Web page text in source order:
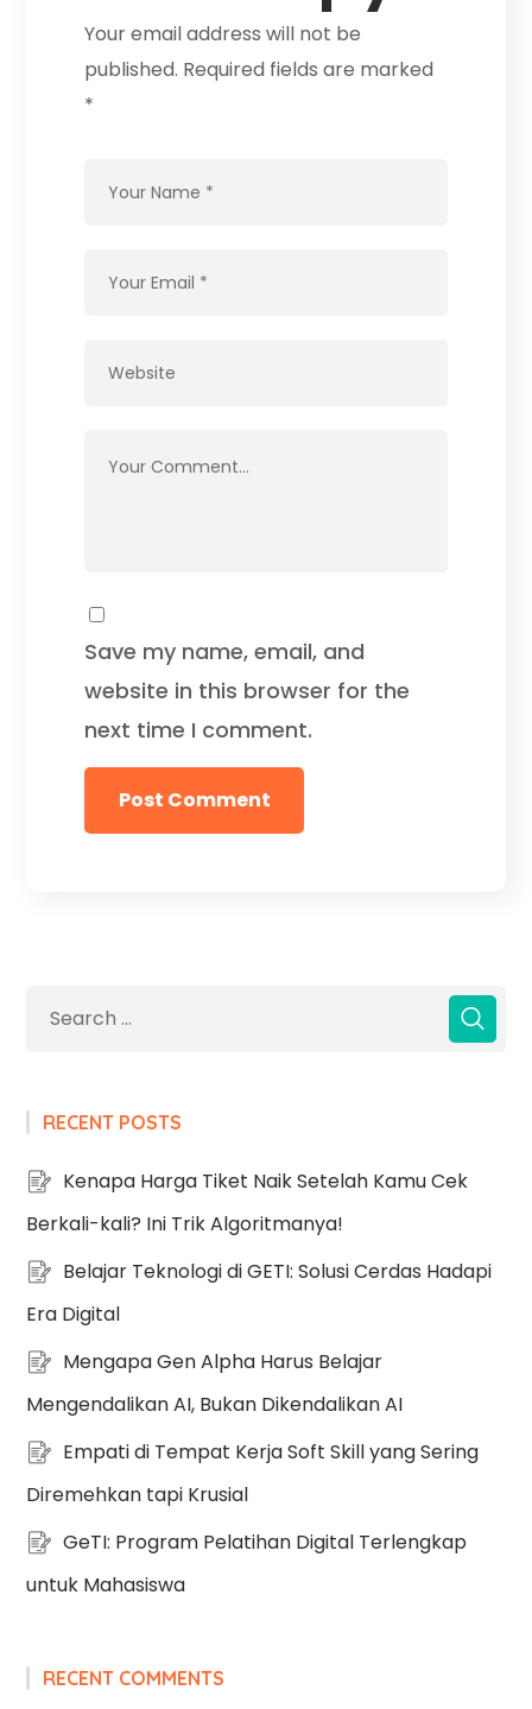
Your email address will not be
published. Required fields are marked
*
Save my name, email, and
website in this browser for the
next time I comment.
RECENT POSTS
Kenapa Harga Tiket Naik Setelah Kamu Cek
Berkali-kali? Ini Trik Algoritmanya!
Belajar Teknologi di GETI: Solusi Cerdas Hadapi
Era Digital
Mengapa Gen Alpha Harus Belajar
Mengendalikan AI, Bukan Dikendalikan AI
Empati di Tempat Kerja Soft Skill yang Sering
Diremehkan tapi Krusial
GeTI: Program Pelatihan Digital Terlengkap
untuk Mahasiswa
RECENT COMMENTS